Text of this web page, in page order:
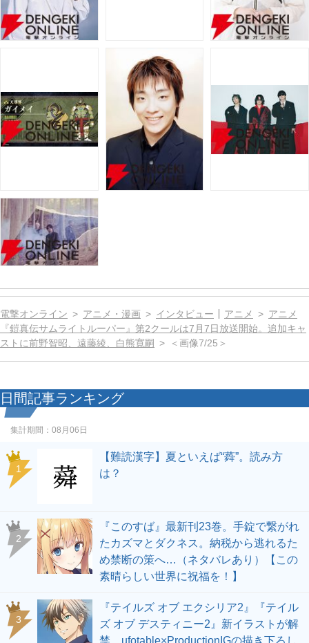
電撃オンライン アニメ・漫画 インタビュー アニメ
アニメ
『鎧真伝サムライトルーパー』第2クールは7月7日放送開始。追加キャ
ストに前野智昭、遠藤綾、白熊寛嗣
＜画像7/25＞
日間記事ランキング
集計期間： 08月06日
1
【難読漢字】夏といえば“蕣”。読み方
は？
2
『このすば』最新刊23巻。手錠で繋がれ
たカズマとダクネス。納税から逃れるた
め禁断の策へ…（ネタバレあり）【この
素晴らしい世界に祝福を！】
3
『テイルズ オブ エクシリア2』『テイル
ズ オブ デスティニー2』新イラストが解